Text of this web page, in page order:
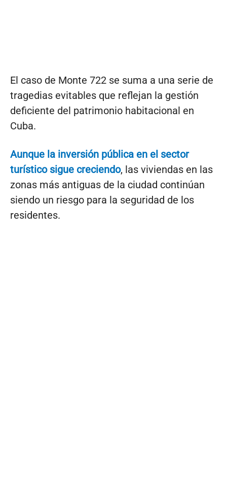
El caso de Monte 722 se suma a una serie de
tragedias evitables que reflejan la gestión
deficiente del patrimonio habitacional en
Cuba.
Aunque la inversión pública en el sector
turístico sigue creciendo, las viviendas en las
zonas más antiguas de la ciudad continúan
siendo un riesgo para la seguridad de los
residentes.